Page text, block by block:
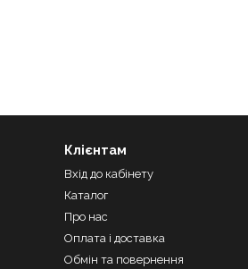
Клієнтам
Вхід до кабінету
Каталог
Про нас
Оплата і доставка
Обмін та повернення